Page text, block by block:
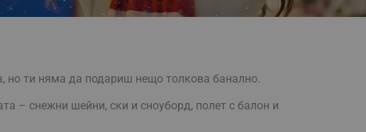
но ти няма да подариш нещо толкова банално.
– снежни шейни, ски и сноуборд, полет с балон и